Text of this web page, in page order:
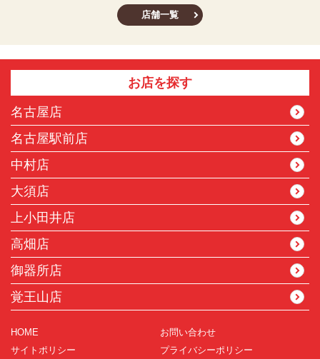
店舗一覧
お店を探す
名古屋店
名古屋駅前店
中村店
大須店
上小田井店
高畑店
御器所店
覚王山店
HOME
お問い合わせ
サイトポリシー
プライバシーポリシー